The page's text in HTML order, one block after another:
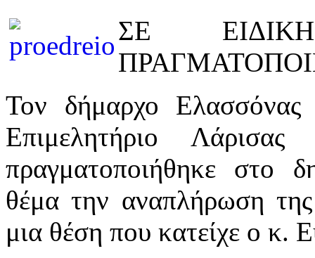
ΣΕ
Τον δήμαρχο
Επιμελητήριο
πραγματοποιήθηκε στο
θέμα την αναπλήρωση
μια θέση που κατείχε ο κ.